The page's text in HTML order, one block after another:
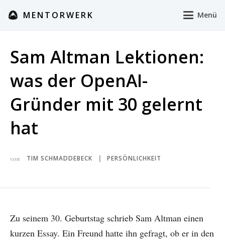
MENTORWERK Menü
Sam Altman Lektionen:
was der OpenAI-
Gründer mit 30 gelernt
hat
von TIM SCHMADDEBECK PERSÖNLICHKEIT
Zu seinem 30. Geburtstag schrieb Sam Altman einen
kurzen Essay. Ein Freund hatte ihn gefragt, ob er in den